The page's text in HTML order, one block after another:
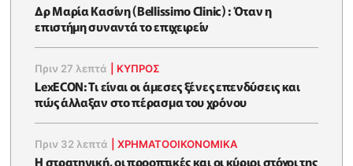
Δρ Μαρία Κασίνη (Bellissimo Clinic) : Όταν η
επιστήμη συναντά το επιχειρείν
Πριν 27 λεπτά ΚΥΠΡΟΣ
LexECON: Τι είναι οι άμεσες ξένες επενδύσεις και
πώς άλλαξαν στο πέρασμα του χρόνου
Πριν 32 λεπτά |ΧΡΗΜΑΤΟΟΙΚΟΝΟΜΙΚΆ
Η στρατηγική, οι προοπτικές και οι κύριοι στόχοι της